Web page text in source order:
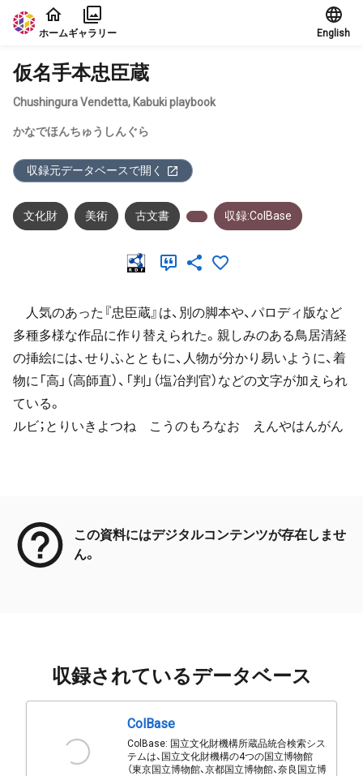
本文に飛ぶ
ホームギャラリー English
仮名手本忠臣蔵
Chushingura Vendetta, Kabuki playbook
かなでほんちゅうしんぐら
収録元データベースで開く
文化財 美術 古文書 収録:ColBase
人気のあった『忠臣蔵』は、別の脚本や、パロディ版など
多種多様な作品に作り替えられた。親しみのある鳥居清経
の挿絵には、せりふとともに、人物が分かり易いように、着
物に「高」（高師直）、「判」（塩冶判官）などの文字が加えられ
ている。
ルビ；とりいきよつね こうのもろなお えんやはんがん
この資料にはデジタルコンテンツが存在しませ
ん。
収録されているデータベース
ColBase
ColBase: 国立文化財機構所蔵品統合検索シス
テムは、国立文化財機構の4つの国立博物館
（東京国立博物館、京都国立博物館、奈良国立博